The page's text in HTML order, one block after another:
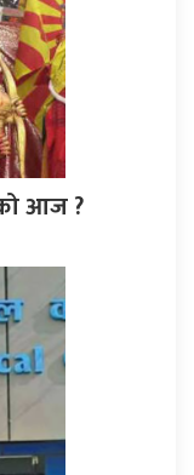
आज ?